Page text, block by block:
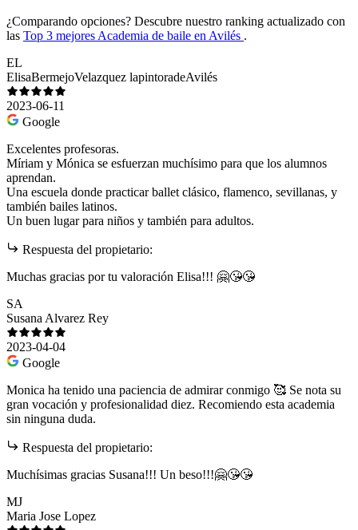
¿Comparando opciones? Descubre nuestro ranking actualizado con
las Top 3 mejores Academia de baile en Avilés .
EL
ElisaBermejoVelazquez lapintoradeAvilés
2023-06-11
Google
Excelentes profesoras.
Míriam y Mónica se esfuerzan muchísimo para que los alumnos
aprendan.
Una escuela donde practicar ballet clásico, flamenco, sevillanas, y
también bailes latinos.
Un buen lugar para niños y también para adultos.
Respuesta del propietario:
Muchas gracias por tu valoración Elisa!!! 🤗😘😘
SA
Susana Alvarez Rey
2023-04-04
Google
Monica ha tenido una paciencia de admirar conmigo 🥰 Se nota su
gran vocación y profesionalidad diez. Recomiendo esta academia
sin ninguna duda.
Respuesta del propietario:
Muchísimas gracias Susana!!! Un beso!!!🤗😘😘
MJ
Maria Jose Lopez